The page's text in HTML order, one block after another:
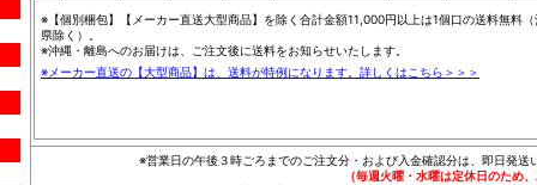
※【個別梱包】【メーカー直送大型商品】を除く合計金額11,000円以上は1個口の送料無料（
県除く）。
※沖縄・離島へのお届けは、ご注文後に送料をお知らせいたします。
※メーカー直送の【大型商品】は、送料が特例になります。詳しくはこちら＞＞＞
※営業日の午後３時ごろまでのご注文分・および入金確認分は、即日発
（毎週火曜・水曜は定休日のため